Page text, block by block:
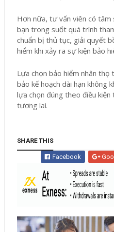
Hơn nữa, tư vấn viên có tâm
bạn trong suốt quá trình
chuẩn bị thủ tục, giải quyết
hiểm khi xảy ra sự kiện bảo
Lựa chọn bảo hiểm nhân
bảo kế hoạch dài hạn không
lựa chọn đúng theo điều kiện
tương lai.
SHARE THIS
Facebook